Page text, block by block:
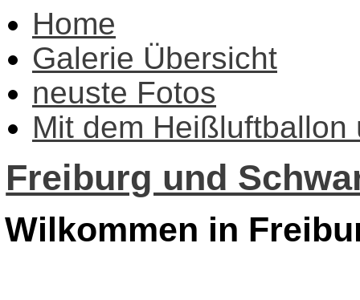
Home
Galerie Übersicht
neuste Fotos
Mit dem Heißluftballon
Freiburg und
Wilkommen in